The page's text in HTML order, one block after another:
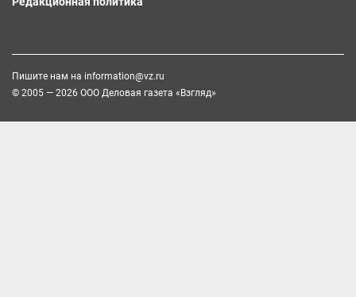
Пишите нам на information@vz.ru
© 2005 — 2026 ООО Деловая газета «Взгляд»